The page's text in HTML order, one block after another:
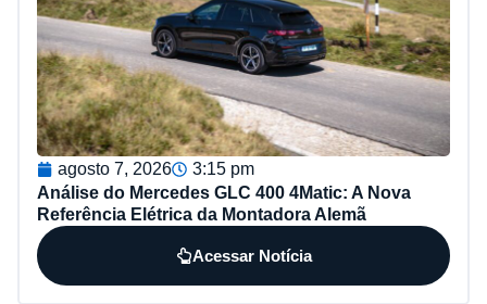
agosto 7, 2026
3:15 pm
Análise do Mercedes GLC 400 4Matic: A Nova
Referência Elétrica da Montadora Alemã
Acessar Notícia